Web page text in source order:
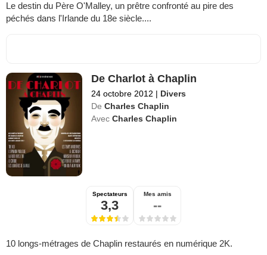
Le destin du Père O'Malley, un prêtre confronté au pire des
péchés dans l'Irlande du 18e siècle....
De Charlot à Chaplin
24 octobre 2012 | Divers
De Charles Chaplin
Avec Charles Chaplin
Spectateurs
3,3
Mes amis
--
10 longs-métrages de Chaplin restaurés en numérique 2K.